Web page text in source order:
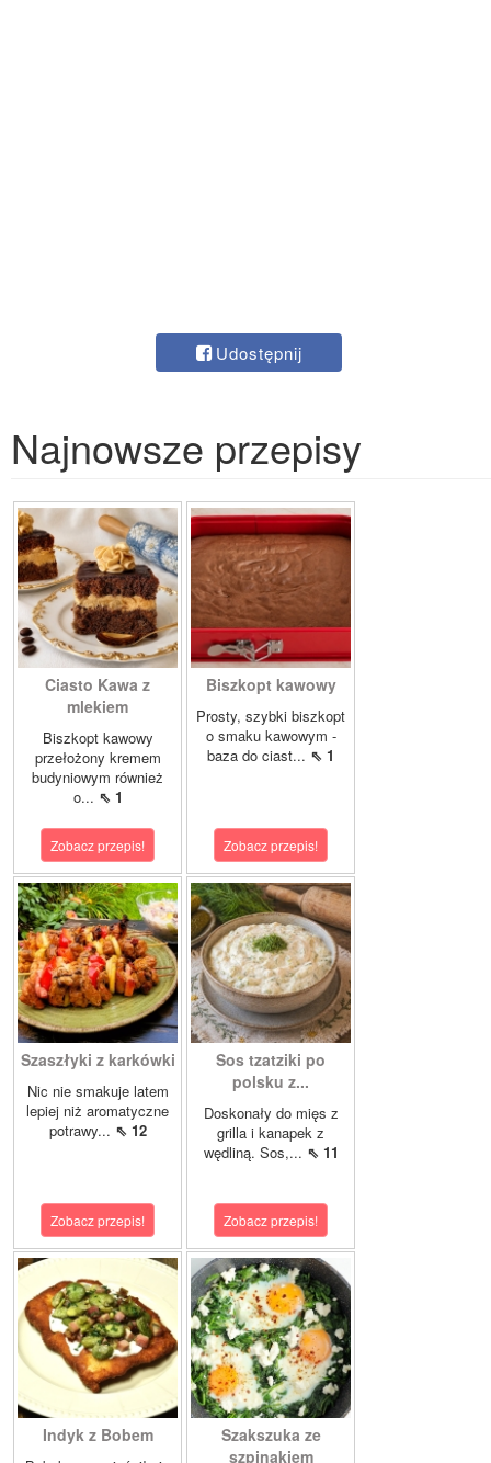
Udostępnij
Najnowsze przepisy
Ciasto Kawa z
mlekiem
Biszkopt kawowy
przełożony kremem
budyniowym również
o... ⇖ 1
Zobacz przepis!
Biszkopt kawowy
Prosty, szybki biszkopt
o smaku kawowym -
baza do ciast... ⇖ 1
Zobacz przepis!
Szaszłyki z karkówki
Nic nie smakuje latem
lepiej niż aromatyczne
potrawy... ⇖ 12
Zobacz przepis!
Sos tzatziki po
polsku z...
Doskonały do mięs z
grilla i kanapek z
wędliną. Sos,... ⇖ 11
Zobacz przepis!
Indyk z Bobem
Szakszuka ze
szpinakiem